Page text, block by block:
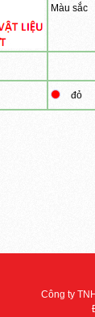
Màu sắc
đỏ
Công ty